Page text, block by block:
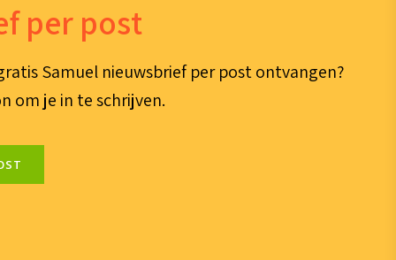
per post
Samuel nieuwsbrief per post ontvangen?
om je in te schrijven.